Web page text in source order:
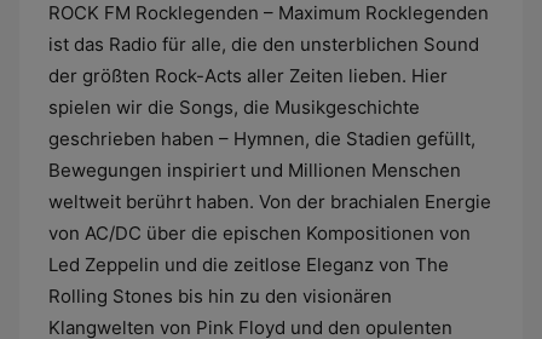
ROCK FM Rocklegenden – Maximum Rocklegenden
ist das Radio für alle, die den unsterblichen Sound
der größten Rock-Acts aller Zeiten lieben. Hier
spielen wir die Songs, die Musikgeschichte
geschrieben haben – Hymnen, die Stadien gefüllt,
Bewegungen inspiriert und Millionen Menschen
weltweit berührt haben. Von der brachialen Energie
von AC/DC über die epischen Kompositionen von
Led Zeppelin und die zeitlose Eleganz von The
Rolling Stones bis hin zu den visionären
Klangwelten von Pink Floyd und den opulenten